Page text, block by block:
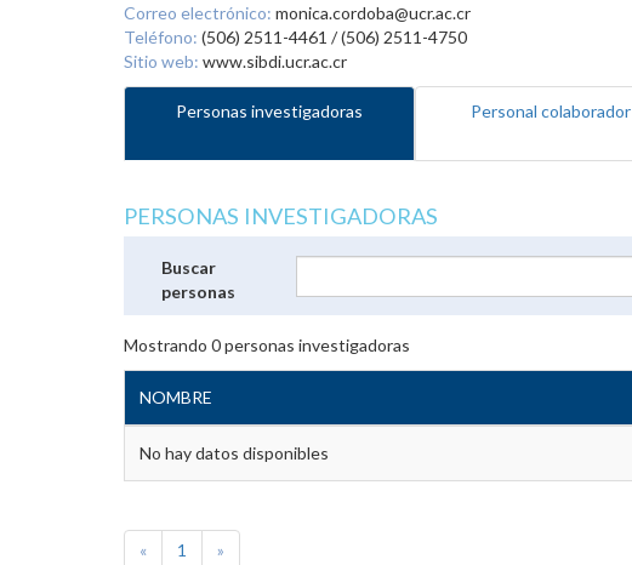
Correo electrónico: monica.cordoba@ucr.ac.cr
Teléfono: (506) 2511-4461 / (506) 2511-4750
Sitio web: www.sibdi.ucr.ac.cr
Personas investigadoras Personal colaborador
PERSONAS INVESTIGADORAS
Buscar
personas
Mostrando 0personas investigadoras
NOMBRE
No hay datos disponibles
« 1 »